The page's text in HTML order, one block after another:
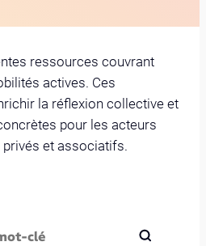
ressources couvrant
actives. Ces
la réflexion collective et
pour les acteurs
privés et associatifs.